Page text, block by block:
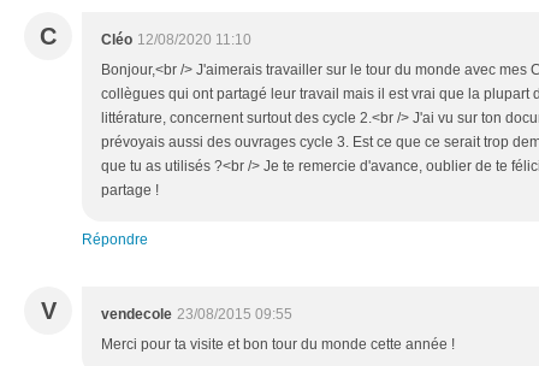
C Cléo 12/08/2020 11:10
Bonjour,<br /> J'aimerais travailler sur le tour du monde avec mes
collègues qui ont partagé leur travail mais il est vrai que la plupart
littérature, concernent surtout des cycle 2.<br /> J'ai vu sur ton
prévoyais aussi des ouvrages cycle 3. Est ce que ce serait trop
que tu as utilisés ?<br /> Je te remercie d'avance, oublier de te
partage !
Répondre
V vendecole 23/08/2015 09:55
Merci pour ta visite et bon tour du monde cette année !